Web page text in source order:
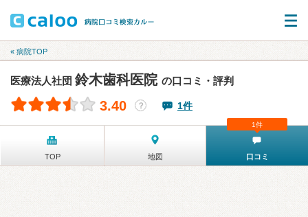
« 病院TOP
医療法人社団 鈴木歯科医院 の口コミ・評判
3.40 ？ 1件
TOP 地図 口コミ
1件